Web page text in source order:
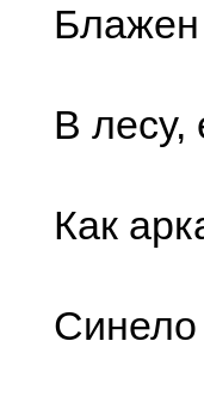
В
Как
Синело